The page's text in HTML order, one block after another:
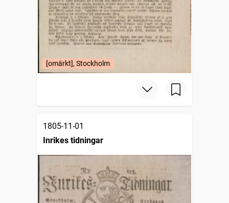
[omärkt], Stockholm
1805-11-01
Inrikes tidningar